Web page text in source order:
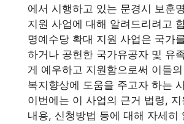
에서 시행하고 있는 문경시 보훈
지원 사업에 대해 알려드리려고
명예수당 확대 지원 사업은 국가
하거나 공헌한 국가유공자 및 유
게 예우하고 지원함으로써 이들
복지향상에 도움을 주고자 하는
이번에는 이 사업의 근거 법령,
내용, 신청방법 등에 대해 자세히